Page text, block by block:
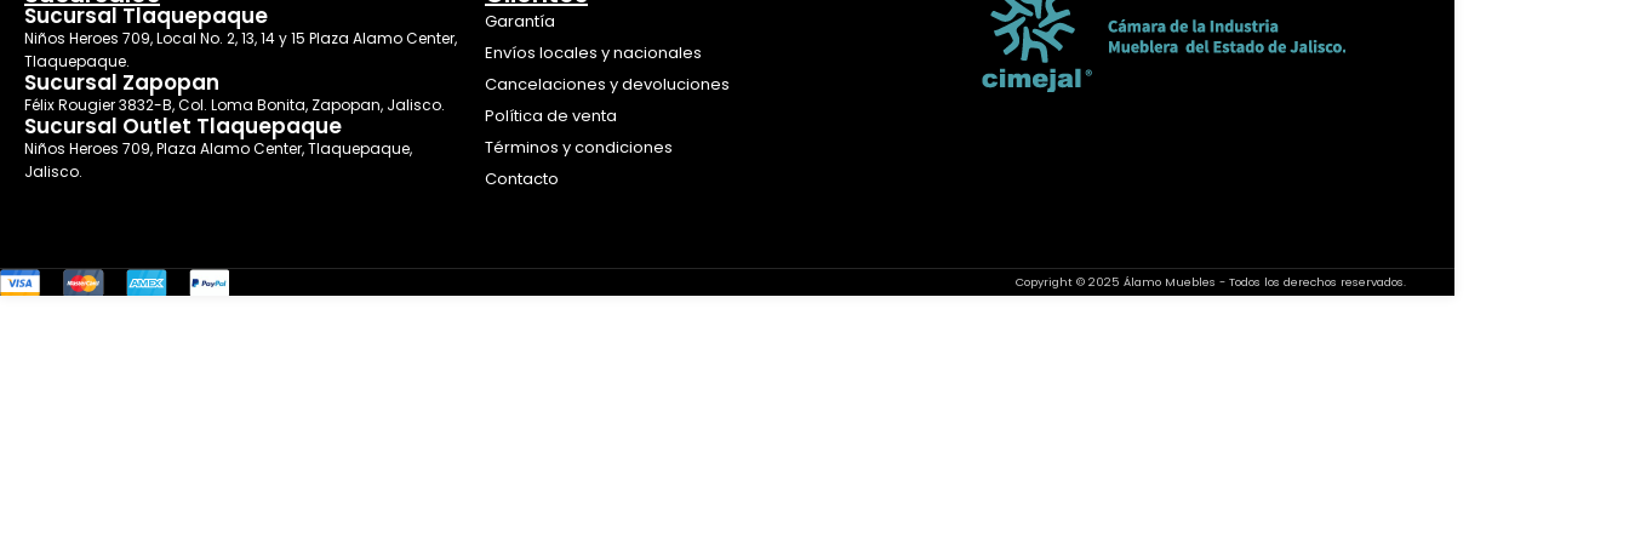
Sucursal Tlaquepaque
Niños Heroes 709, Local No. 2, 13, 14 y 15 Plaza Alamo Center,
Tlaquepaque.
Sucursal Zapopan
Félix Rougier 3832-B, Col. Loma Bonita, Zapopan, Jalisco.
Sucursal Outlet Tlaquepaque
Niños Heroes 709, Plaza Alamo Center, Tlaquepaque,
Jalisco.
Garantía
Envíos locales y nacionales
Cancelaciones y devoluciones
Política de venta
Términos y condiciones
Contacto
Copyright © 2025 Álamo Muebles - Todos los derechos reservados.